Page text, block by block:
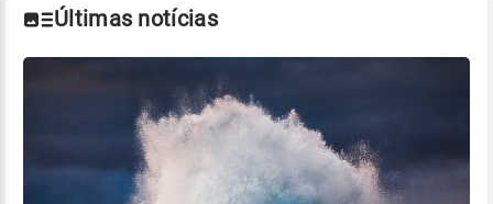
Últimas notícias